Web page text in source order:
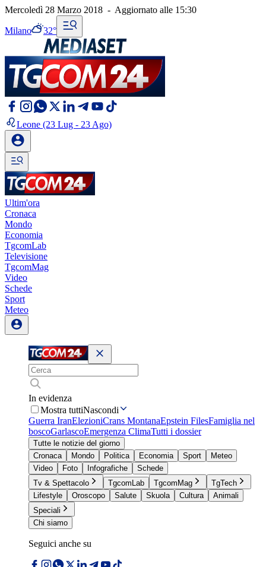
Mercoledì 28 Marzo 2018 - Aggiornato alle 15:30
Milano 32°
Leone (23 Lug - 23 Ago)
Ultim'ora
Cronaca
Mondo
Economia
TgcomLab
Televisione
TgcomMag
Video
Schede
Sport
Meteo
In evidenza
Mostra tuttiNascondi
Guerra IranElezioniCrans MontanaEpstein FilesFamiglia nel
boscoGarlascoEmergenza ClimaTutti i dossier
Tutte le notizie del giorno
Cronaca
Mondo Politica Economia Sport
Meteo
Video
Foto Infografiche
Schede
Tv & Spettacolo
TgcomLab TgcomMag
TgTech
Lifestyle
Oroscopo Salute Skuola Cultura
Animali
Speciali
Chi siamo
Seguici anche su